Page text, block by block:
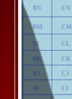
BI
BJ
BK
BL
BM
BN
CI
CJ
CK
CL
CM
CN